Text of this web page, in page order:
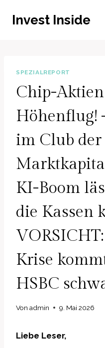
InhaltInvest Inside
SPEZIALREPORT
Chip-
Höhenflug!
im Club
KI-Boom
die Kassen
Krise
HSBC
Von admin 9. Mai 2026
Liebe Leser,